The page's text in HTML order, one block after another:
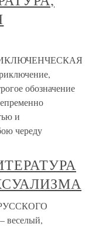
обозначение
и
череду